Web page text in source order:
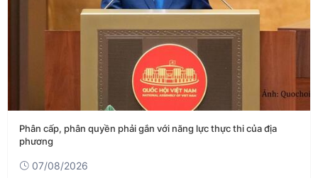
Phân cấp, phân quyền phải gắn với năng lực thực thi của địa
phương
07/08/2026